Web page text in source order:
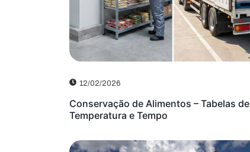
12/02/2026
Conservação de Alimentos – Tabelas de
Temperatura e Tempo